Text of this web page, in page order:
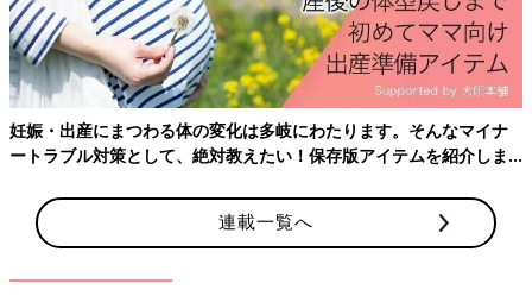
妊娠・出産にまつわる体の変化は多岐にわたります。そんなマイナ
ートラブル対策として、絶対教えたい！保存版アイテムを紹介しま
連載一覧へ